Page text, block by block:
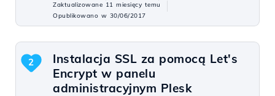
Zaktualizowane 11 miesięcy temu
Opublikowano w 30/06/2017
Instalacja SSL za pomocą Let's
Encrypt w panelu
administracyjnym Plesk
2